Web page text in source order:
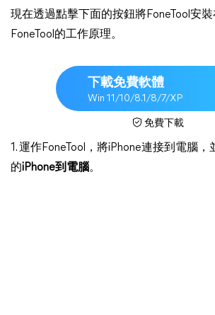
現在透過點擊下面的按鈕將FoneTool安
FoneTool的工作原理。
下載免費軟體
Win 11/10/8.1/8/7/XP
免費下載
1. 運作FoneTool，將iPhone連接到電腦，
的iPhone到電腦。